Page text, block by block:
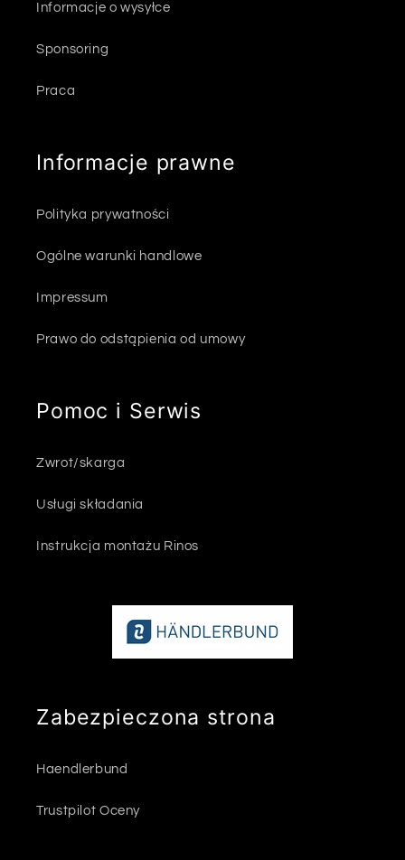
Informacje o wysyłce
Sponsoring
Praca
Informacje prawne
Polityka prywatności
Ogólne warunki handlowe
Impressum
Prawo do odstąpienia od umowy
Pomoc i Serwis
Zwrot/skarga
Usługi składania
Instrukcja montażu Rinos
Zabezpieczona strona
Haendlerbund
Trustpilot Oceny